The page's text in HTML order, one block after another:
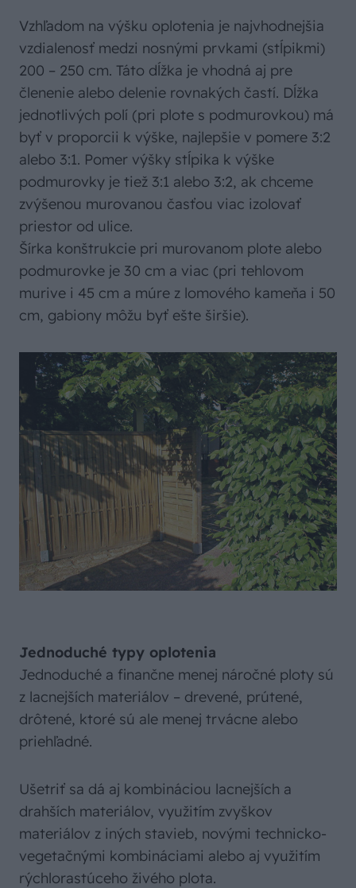
Vzhľadom na výšku oplotenia je najvhodnejšia
vzdialenosť medzi nosnými prvkami (stĺpikmi)
200 – 250 cm. Táto dĺžka je vhodná aj pre
členenie alebo delenie rovnakých častí. Dĺžka
jednotlivých polí (pri plote s podmurovkou) má
byť v proporcii k výške, najlepšie v pomere 3:2
alebo 3:1. Pomer výšky stĺpika k výške
podmurovky je tiež 3:1 alebo 3:2, ak chceme
zvýšenou murovanou časťou viac izolovať
priestor od ulice.
Šírka konštrukcie pri murovanom plote alebo
podmurovke je 30 cm a viac (pri tehlovom
murive i 45 cm a múre z lomového kameňa i 50
cm, gabiony môžu byť ešte širšie).
Jednoduché typy oplotenia
Jednoduché a finančne menej náročné ploty sú
z lacnejších materiálov – drevené, prútené,
drôtené, ktoré sú ale menej trvácne alebo
priehľadné.
Ušetriť sa dá aj kombináciou lacnejších a
drahších materiálov, využitím zvyškov
materiálov z iných stavieb, novými technicko-
vegetačnými kombináciami alebo aj využitím
rýchlorastúceho živého plota.